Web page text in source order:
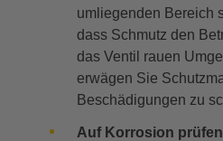
umliegenden Bereich
dass Schmutz den
das Ventil rauen
erwägen Sie
Beschädigungen zu
Auf Korrosion